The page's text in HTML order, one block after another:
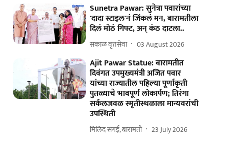
Sunetra Pawar: सुनेत्रा पवारांच्या
'दादा स्टाइल'नं जिंकलं मन, बारामतीला
दिलं मोठं गिफ्ट, अन् कंठ दाटला..
सकाळ वृत्तसेवा 03 August 2026
Ajit Pawar Statue: बारामतीत
दिवंगत उपमुख्यमंत्री अजित पवार
यांच्या राज्यातील पहिल्या पूर्णाकृती
पुतळ्याचे भावपूर्ण लोकार्पण; तिरंगा
सर्कलजवळ स्मृतीस्थळाला मान्यवरांची
उपस्थिती
मिलिंद संगई, बारामती 23 July 2026